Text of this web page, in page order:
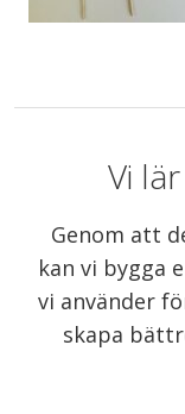
Vi
Genom att
kan vi bygga
vi använder
skapa